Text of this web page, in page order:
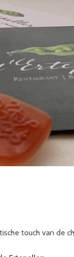
touch van de